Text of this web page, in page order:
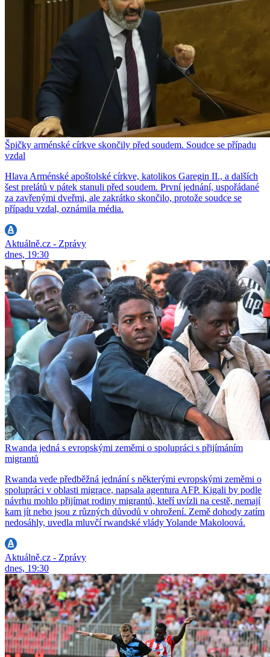
Špičky arménské církve skončily před soudem. Soudce se případu
vzdal
Hlava Arménské apoštolské církve, katolikos Garegin II., a dalších
šest prelátů v pátek stanuli před soudem. První jednání, uspořádané
za zavřenými dveřmi, ale zakrátko skončilo, protože soudce se
případu vzdal, oznámila média.
Aktuálně.cz - Zprávy
dnes, 19:30
Rwanda jedná s evropskými zeměmi o spolupráci s přijímáním
migrantů
Rwanda vede předběžná jednání s některými evropskými zeměmi o
spolupráci v oblasti migrace, napsala agentura AFP. Kigali by podle
návrhu mohlo přijímat rodiny migrantů, kteří uvízli na cestě, nemají
kam jít nebo jsou z různých důvodů v ohrožení. Země dohody zatím
nedosáhly, uvedla mluvčí rwandské vlády Yolande Makoloová.
Aktuálně.cz - Zprávy
dnes, 19:30